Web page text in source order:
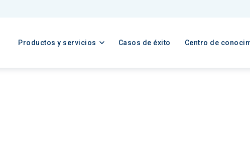
Productos y servicios Casos de éxito Centro de